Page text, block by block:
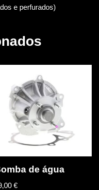
e perfurados)
de água
€